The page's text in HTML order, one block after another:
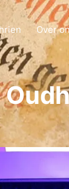
Over